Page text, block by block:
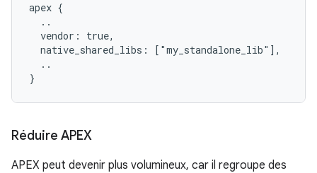
apex {
  ..
  vendor: true,
  native_shared_libs: ["my_standalone_lib"],
  ..
Réduire APEX
APEX peut devenir plus volumineux, car il regroupe des